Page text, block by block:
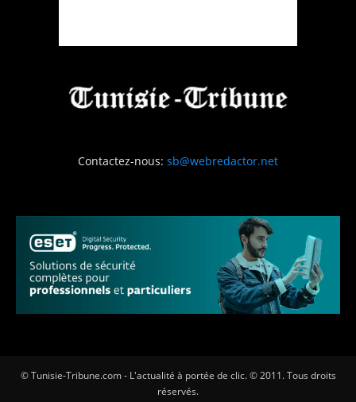
Contactez-nous: sb@webredactor.net
© Tunisie-Tribune.com - L'actualité à portée de clic. © 2011. Tous droits
réservés.